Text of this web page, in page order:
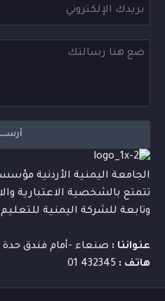
الجامعة اليمنية الأردنية
تتمتع بالشخصية الاعتبارية
وتابعة للشركة اليمنية
عنواننا : صنعاء -أمام فندق حدة
هاتف :